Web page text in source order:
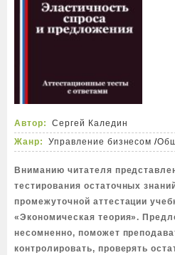
Автор:
Сергей Каледин
Жанр:
Управление бизнесом /
Вниманию читателя
тестирования остаточных
промежуточной аттестации
«Экономическая теория».
несомненно, поможет
контролировать, проверять